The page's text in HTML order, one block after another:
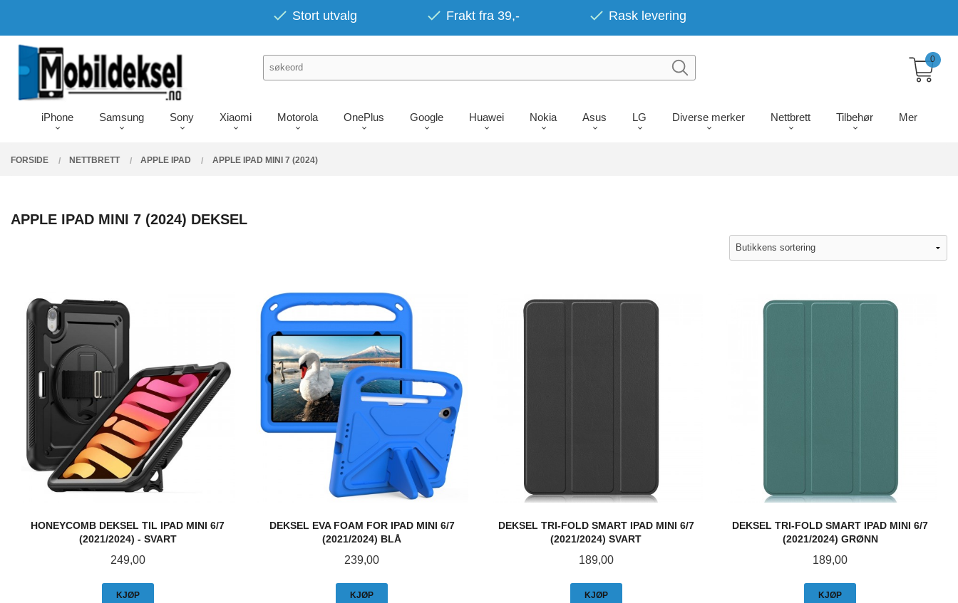
innholdet
Stort utvalg Frakt fra 39,- Rask levering
iPhone Samsung Sony Xiaomi Motorola OnePlus Google Huawei Nokia Asus LG Diverse merker Nettbrett Tilbehør Mer
0
FORSIDE NETTBRETT APPLE IPAD APPLE IPAD MINI 7 (2024)
APPLE IPAD MINI 7 (2024) DEKSEL
HONEYCOMB DEKSEL TIL IPAD MINI 6/7
(2021/2024) - SVART
Pris
249,00
KJØP
DEKSEL EVA FOAM FOR IPAD MINI 6/7
(2021/2024) BLÅ
Pris
239,00
KJØP
DEKSEL TRI-FOLD SMART IPAD MINI 6/7
(2021/2024) SVART
Pris
189,00
KJØP
DEKSEL TRI-FOLD SMART IPAD MINI 6/7
(2021/2024) GRØNN
Pris
189,00
KJØP